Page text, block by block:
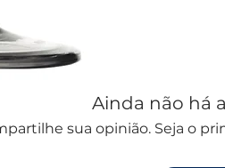
Ainda não há
sua opinião. Seja o